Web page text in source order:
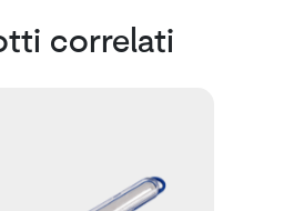
correlati